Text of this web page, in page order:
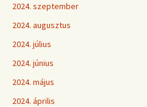
2024. szeptember
2024. augusztus
2024. július
2024. június
2024. május
2024. április